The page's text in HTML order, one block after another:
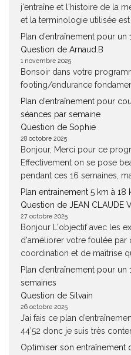
j'entraîne et l'histoire de la
et la terminologie utilisée est
Plan d’entraînement pour
Question de Arnaud.B
1 novembre 2025
Bonsoir dans votre
footing/endurance
Plan d’entraînement pour
séances par semaine
Question de Sophie
28 octobre 2025
Bonjour, Merci pour ce
Effectivement on se pose
pendant ces 16 semaines,
Plan entrainement 5 km à
Question de JEAN CLAUDE
27 octobre 2025
Bonjour L'objectif avec les
d'améliorer votre foulée par
coordination et de maîtrise
Plan d’entraînement pour
semaines
Question de Silvain
26 octobre 2025
J’ai fais ce plan
44’52 donc je suis très
Optimiser son entraînement